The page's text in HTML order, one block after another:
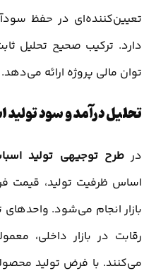
تعیین‌کننده‌ای در حفظ
دارد. ترکیب صحیح تحلیل
توان مالی پروژه ارائه می‌دهد.
تحلیل درآمد و سود تولید
درطرح توجیهی تولید
اساس ظرفیت تولید، قیمت
بازار انجام می‌شود.
رقابت در بازار داخلی،
می‌کنند. با فرض تولید